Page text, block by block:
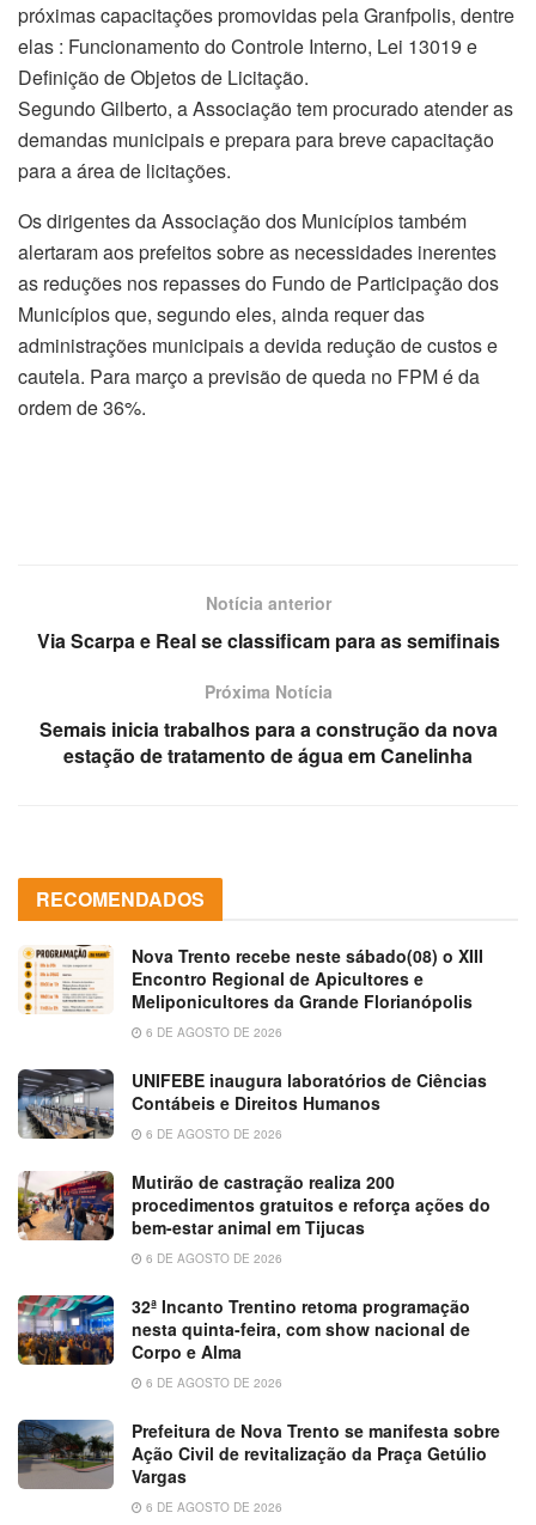
próximas capacitações promovidas pela Granfpolis, dentre
elas : Funcionamento do Controle Interno, Lei 13019 e
Definição de Objetos de Licitação.
Segundo Gilberto, a Associação tem procurado atender as
demandas municipais e prepara para breve capacitação
para a área de licitações.
Os dirigentes da Associação dos Municípios também
alertaram aos prefeitos sobre as necessidades inerentes
as reduções nos repasses do Fundo de Participação dos
Municípios que, segundo eles, ainda requer das
administrações municipais a devida redução de custos e
cautela. Para março a previsão de queda no FPM é da
ordem de 36%.
Notícia anterior
Via Scarpa e Real se classificam para as semifinais
Próxima Notícia
Semais inicia trabalhos para a construção da nova
estação de tratamento de água em Canelinha
RECOMENDADOS
Nova Trento recebe neste sábado(08) o XIII
Encontro Regional de Apicultores e
Meliponicultores da Grande Florianópolis
6 DE AGOSTO DE 2026
UNIFEBE inaugura laboratórios de Ciências
Contábeis e Direitos Humanos
6 DE AGOSTO DE 2026
Mutirão de castração realiza 200
procedimentos gratuitos e reforça ações do
bem-estar animal em Tijucas
6 DE AGOSTO DE 2026
32ª Incanto Trentino retoma programação
nesta quinta-feira, com show nacional de
Corpo e Alma
6 DE AGOSTO DE 2026
Prefeitura de Nova Trento se manifesta sobre
Ação Civil de revitalização da Praça Getúlio
Vargas
6 DE AGOSTO DE 2026